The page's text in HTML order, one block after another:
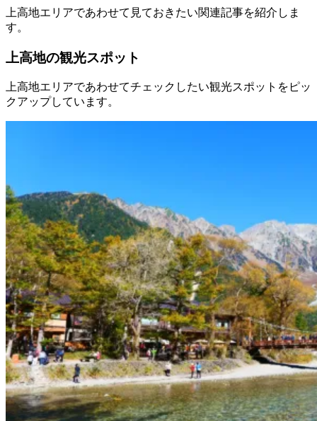
上高地エリアであわせて見ておきたい関連記事を紹介しま
す。
上高地の観光スポット
上高地エリアであわせてチェックしたい観光スポットをピッ
クアップしています。